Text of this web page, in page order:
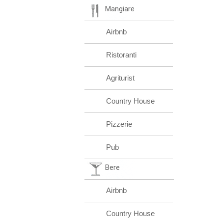
Mangiare
Airbnb
Ristoranti
Agriturist
Country House
Pizzerie
Pub
Bere
Airbnb
Country House